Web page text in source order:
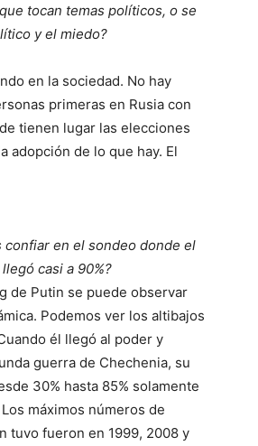
tocan temas políticos, o se
y el miedo?
en la sociedad. No hay
primeras en Rusia con
tienen lugar las elecciones
adopción de lo que hay. El
confiar en el sondeo donde el
casi a 90%?
de Putin se puede observar
Podemos ver los altibajos
él llegó al poder y
guerra de Chechenia, su
30% hasta 85% solamente
máximos números de
tuvo fueron en 1999, 2008 y